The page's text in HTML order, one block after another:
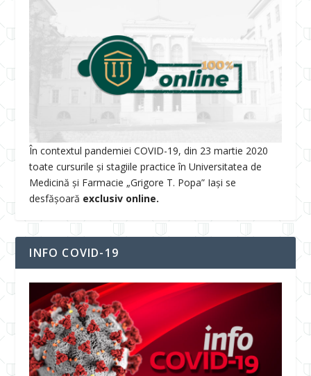
În contextul pandemiei COVID-19, din 23 martie 2020
toate cursurile și stagiile practice în Universitatea de
Medicină și Farmacie „Grigore T. Popa” Iași se
desfășoară exclusiv online.
INFO COVID-19